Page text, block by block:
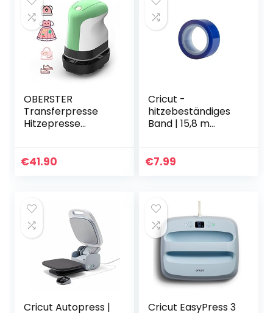
OBERSTER
Transferpresse
Hitzepresse
Transferpresse
€41.90
Cricut -
hitzebeständiges
Band | 15,8 m
gsmaterial
€7.99
Cricut Autopress |
Cricut EasyPress 3